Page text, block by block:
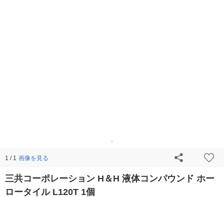
1 / 1 画像を見る
三共コーポレーション H＆H 液体コンパウンド ホー
ロータイル L120T 1個